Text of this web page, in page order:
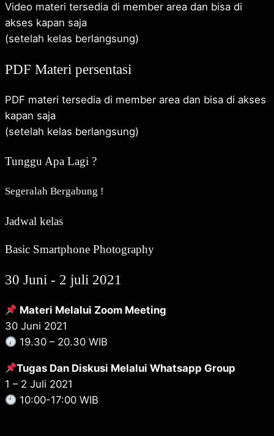
Video materi tersedia di member area dan bisa di
akses kapan saja
(setelah kelas berlangsung)
PDF Materi persentasi
PDF materi tersedia di member area dan bisa di akses
kapan saja
(setelah kelas berlangsung)
Tunggu Apa Lagi ?
Segeralah Bergabung !
Jadwal kelas
Basic Smartphone Photography
30 Juni - 2 juli 2021
Materi Melalui Zoom Meeting
30 Juni 2021
19.30 – 20.30 WIB
Tugas Dan Diskusi Melalui Whatsapp Group
1 – 2 Juli 2021
10:00-17:00 WIB